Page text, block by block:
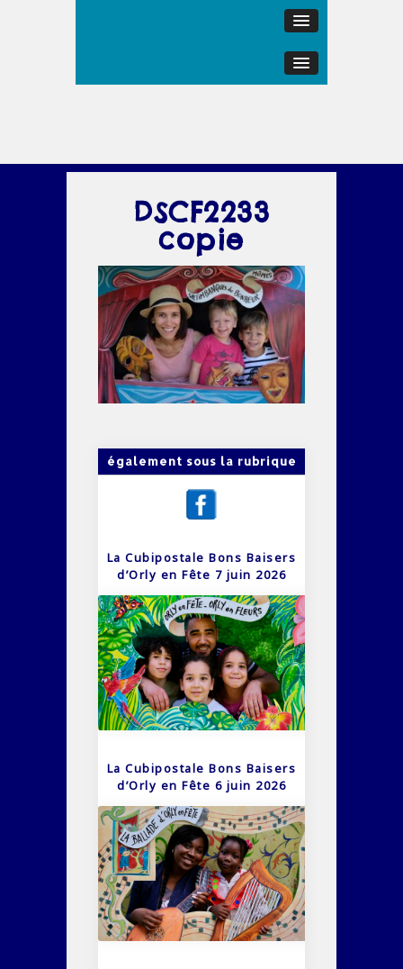
DSCF2233
copie
également sous la rubrique
La Cubipostale Bons Baisers
d’Orly en Fête 7 juin 2026
La Cubipostale Bons Baisers
d’Orly en Fête 6 juin 2026